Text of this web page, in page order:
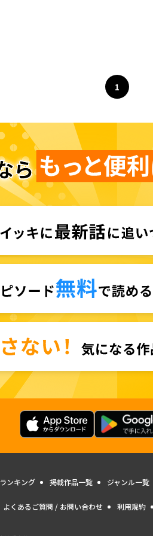
ページ
1
へ
ランキング 掲載作品一覧 ジャンル一覧
よくあるご質問 / お問い合わせ 利用規約